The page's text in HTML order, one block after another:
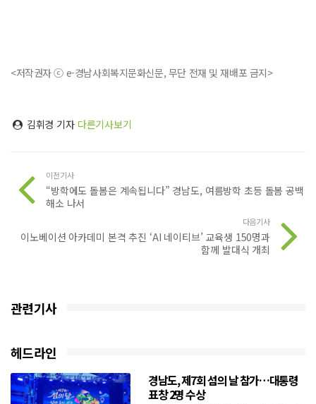
<저작권자 ⓒ e-경남사회복지문화신문, 무단 전재 및 재배포 금지>
김휘경 기자 다른기사보기
이전기사
“방학에도 돌봄은 계속됩니다” 경남도, 여름방학 초등 돌봄 공백
해소 나서
다음기사
이노베이션 아카데미 본격 추진 ‘AI 네이티브’ 교육생 150명과
함께 발대식 개최
관련기사
헤드라인
경남도, 제7회 섬의 날 참가…대통령
표창 2명 수상